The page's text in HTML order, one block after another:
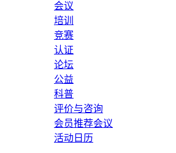
会议
培训
竞赛
认证
论坛
公益
科普
评价与咨询
会员推荐会议
活动日历